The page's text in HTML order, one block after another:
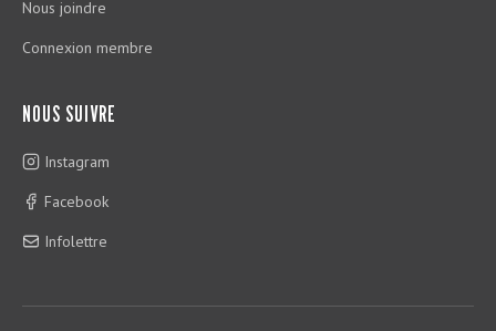
Nous joindre
Connexion membre
NOUS SUIVRE
Instagram
Facebook
Infolettre